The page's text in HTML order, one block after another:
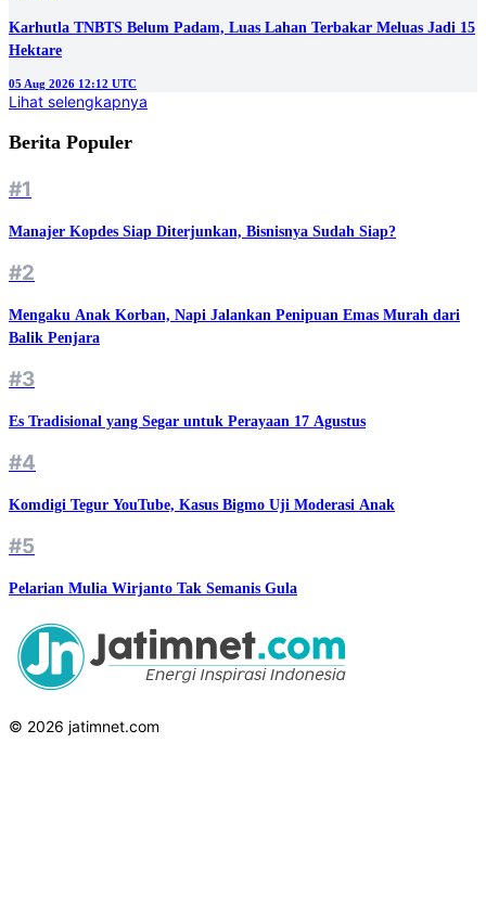
Karhutla TNBTS Belum Padam, Luas Lahan Terbakar Meluas Jadi 15
Hektare
05 Aug 2026 12:12 UTC
Lihat selengkapnya
Berita Populer
#1
Manajer Kopdes Siap Diterjunkan, Bisnisnya Sudah Siap?
#2
Mengaku Anak Korban, Napi Jalankan Penipuan Emas Murah dari
Balik Penjara
#3
Es Tradisional yang Segar untuk Perayaan 17 Agustus
#4
Komdigi Tegur YouTube, Kasus Bigmo Uji Moderasi Anak
#5
Pelarian Mulia Wirjanto Tak Semanis Gula
© 2026 jatimnet.com